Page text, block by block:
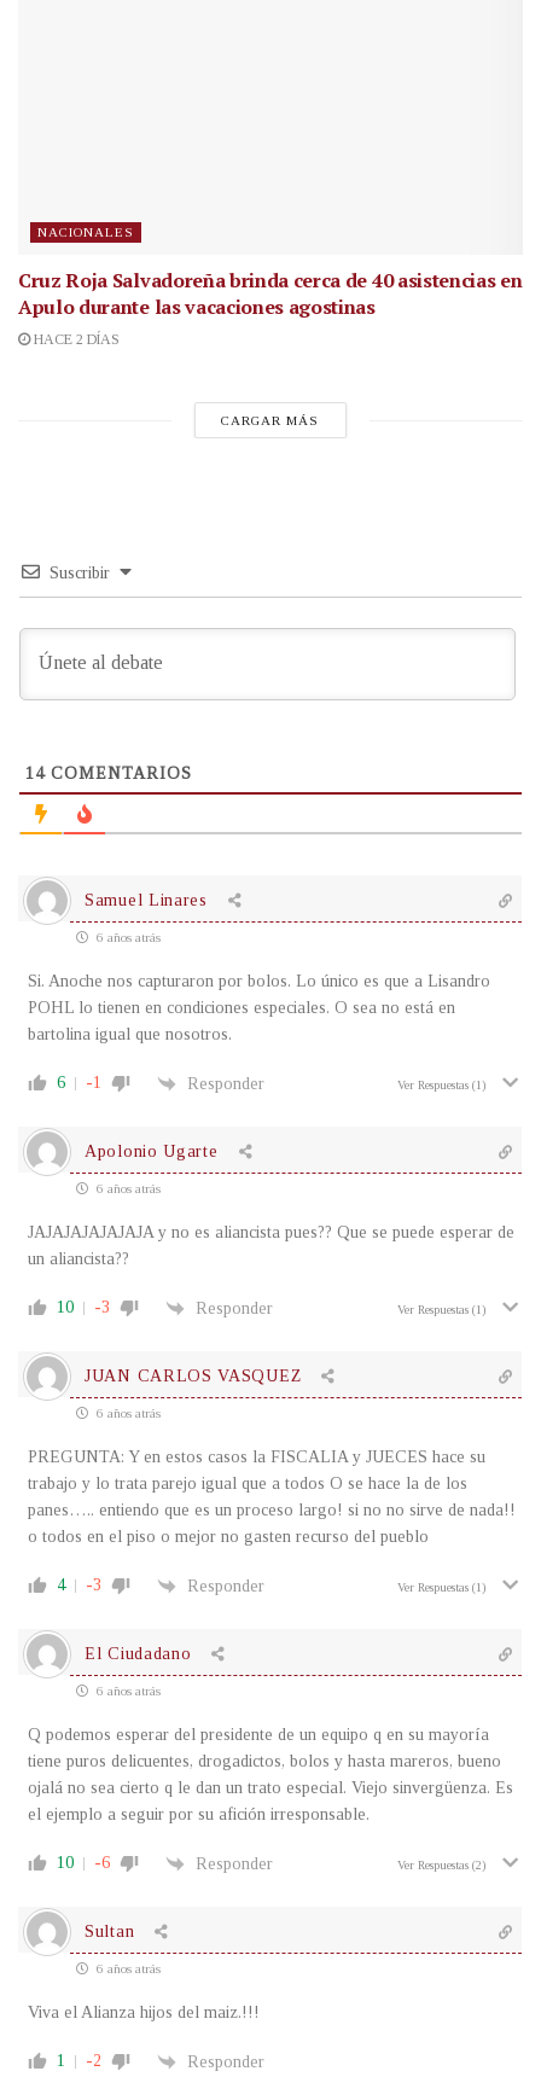
NACIONALES
Cruz Roja Salvadoreña brinda cerca de 40 asistencias en
Apulo durante las vacaciones agostinas
HACE 2 DÍAS
CARGAR MÁS
Suscribir
14COMENTARIOS
Samuel Linares
6 años atrás
Si. Anoche nos capturaron por bolos. Lo único es que a Lisandro
POHL lo tienen en condiciones especiales. O sea no está en
bartolina igual que nosotros.
6 -1 Responder Ver Respuestas (1)
Apolonio Ugarte
6 años atrás
JAJAJAJAJAJAJA y no es aliancista pues?? Que se puede esperar de
un aliancista??
10 -3 Responder Ver Respuestas (1)
JUAN CARLOS VASQUEZ
6 años atrás
PREGUNTA: Y en estos casos la FISCALIA y JUECES hace su
trabajo y lo trata parejo igual que a todos O se hace la de los
panes….. entiendo que es un proceso largo! si no no sirve de nada!!
o todos en el piso o mejor no gasten recurso del pueblo
4 -3 Responder Ver Respuestas (1)
El Ciudadano
6 años atrás
Q podemos esperar del presidente de un equipo q en su mayoría
tiene puros delicuentes, drogadictos, bolos y hasta mareros, bueno
ojalá no sea cierto q le dan un trato especial. Viejo sinvergüenza. Es
el ejemplo a seguir por su afición irresponsable.
10 -6 Responder Ver Respuestas (2)
Sultan
6 años atrás
Viva el Alianza hijos del maiz.!!!
1 -2 Responder